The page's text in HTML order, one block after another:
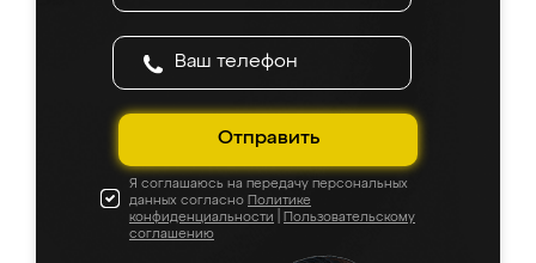
Отправить
Я соглашаюсь на передачу персональных
данных согласно Политике
конфиденциальности
Пользовательскому
соглашению